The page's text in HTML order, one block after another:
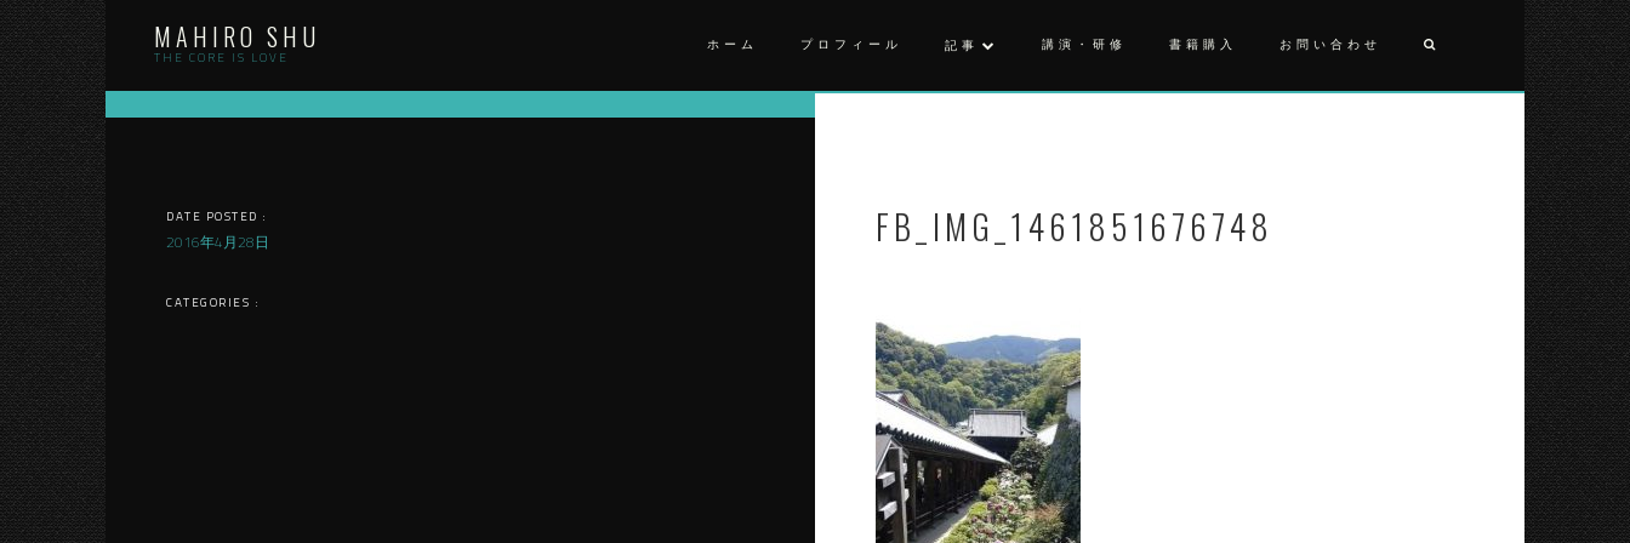
Skip
to
content
MAHIRO SHU
THE CORE IS LOVE
ホーム プロフィール 記事 講演・研修 書籍購入 お問い合わせ
DATE POSTED :
2016年4月28日
CATEGORIES :
FB_IMG_1461851676748
投
稿
ナ
ビ
ゲ
ー
シ
ョ
ン